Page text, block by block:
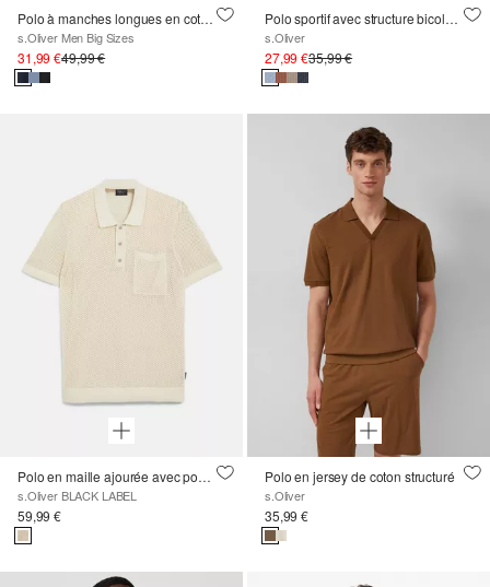
Polo à manches longues en coton piqué avec poignets
s.Oliver Men Big Sizes
31,99 €49,99 €
Polo sportif avec structure bicolore et poche de poitrine
s.Oliver
27,99 €35,99 €
Polo en maille ajourée avec poche poitrine
s.Oliver BLACK LABEL
59,99 €
Polo en jersey de coton structuré
s.Oliver
35,99 €